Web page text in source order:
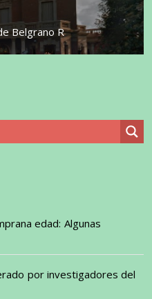
Belgrano R
edad: Algunas
por investigadores del